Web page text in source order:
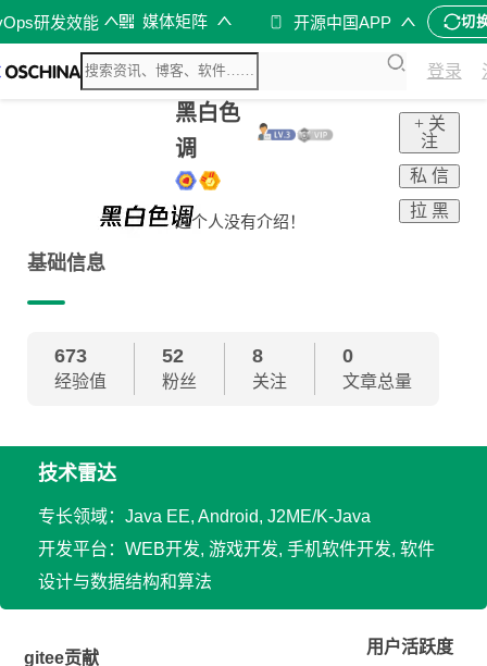
研发效能 媒体矩阵 开源中国APP 切
登录
黑白色
调
这个人没有介绍！
+ 关
注
私 信
拉 黑
基础信息
673
经验值
52
粉丝
8
关注
0
文章总量
技术雷达
专长领域：Java EE, Android, J2ME/K-Java
开发平台：WEB开发, 游戏开发, 手机软件开发, 软件
设计与数据结构和算法
gitee贡献
用户活跃度